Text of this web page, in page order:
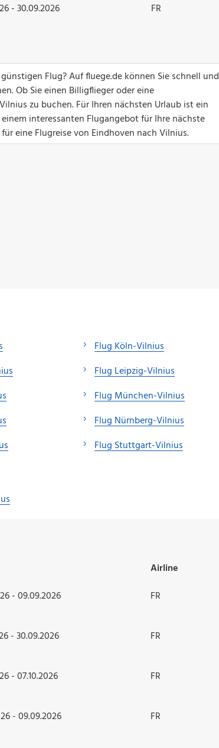
- 30.09.2026 FR
Flug? Auf fluege.de können Sie schnell und
Ob Sie einen Billigflieger oder eine
zu buchen. Für Ihren nächsten Urlaub ist ein
interessanten Flugangebot für Ihre nächste
eine Flugreise von Eindhoven nach Vilnius.
Flug Köln-Vilnius
Flug Leipzig-Vilnius
Flug München-Vilnius
Flug Nürnberg-Vilnius
Flug Stuttgart-Vilnius
Airline
- 09.09.2026 FR
- 30.09.2026 FR
- 07.10.2026 FR
- 09.09.2026 FR